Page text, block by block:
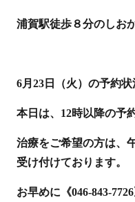
浦賀駅徒歩８分のしお
6月23日（火）の予約状
本日は、12時以降の予
治療をご希望の方は、
受け付けております。
お早めに《046-843-